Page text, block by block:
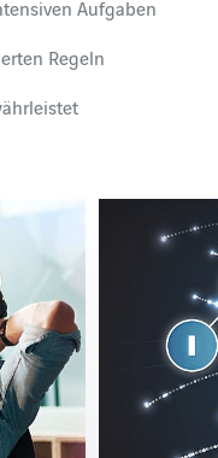
Aufgaben
Regeln